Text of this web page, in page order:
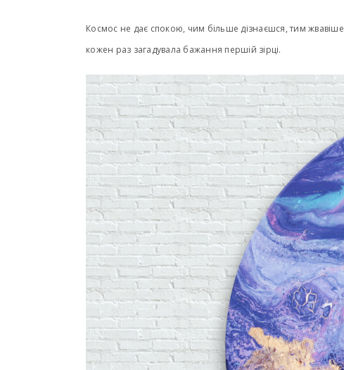
Космос не дає спокою, чим більше дізнаєшся, тим жвавіше
кожен раз загадувала бажання першій зірці.